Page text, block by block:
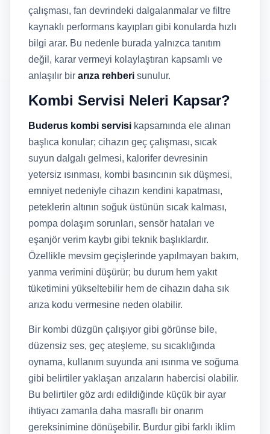
çalışması, fan devrindeki dalgalanmalar ve filtre
kaynaklı performans kayıpları gibi konularda hızlı
bilgi arar. Bu nedenle burada yalnızca tanıtım
değil, karar vermeyi kolaylaştıran kapsamlı ve
anlaşılır bir arıza rehberi sunulur.
Kombi Servisi Neleri Kapsar?
Buderus kombi servisi kapsamında ele alınan
başlıca konular; cihazın geç çalışması, sıcak
suyun dalgalı gelmesi, kalorifer devresinin
yetersiz ısınması, kombi basıncının sık düşmesi,
emniyet nedeniyle cihazın kendini kapatması,
peteklerin altının soğuk üstünün sıcak kalması,
pompa dolaşım sorunları, sensör hataları ve
eşanjör verim kaybı gibi teknik başlıklardır.
Özellikle mevsim geçişlerinde yapılmayan bakım,
yanma verimini düşürür; bu durum hem yakıt
tüketimini yükseltebilir hem de cihazın daha sık
arıza kodu vermesine neden olabilir.
Bir kombi düzgün çalışıyor gibi görünse bile,
düzensiz ses, geç ateşleme, su sıcaklığında
oynama, kullanım suyunda ani ısınma ve soğuma
gibi belirtiler yaklaşan arızaların habercisi olabilir.
Bu belirtiler göz ardı edildiğinde küçük bir ayar
ihtiyacı zamanla daha masraflı bir onarım
gereksinimine dönüşebilir. Burdur gibi farklı iklim